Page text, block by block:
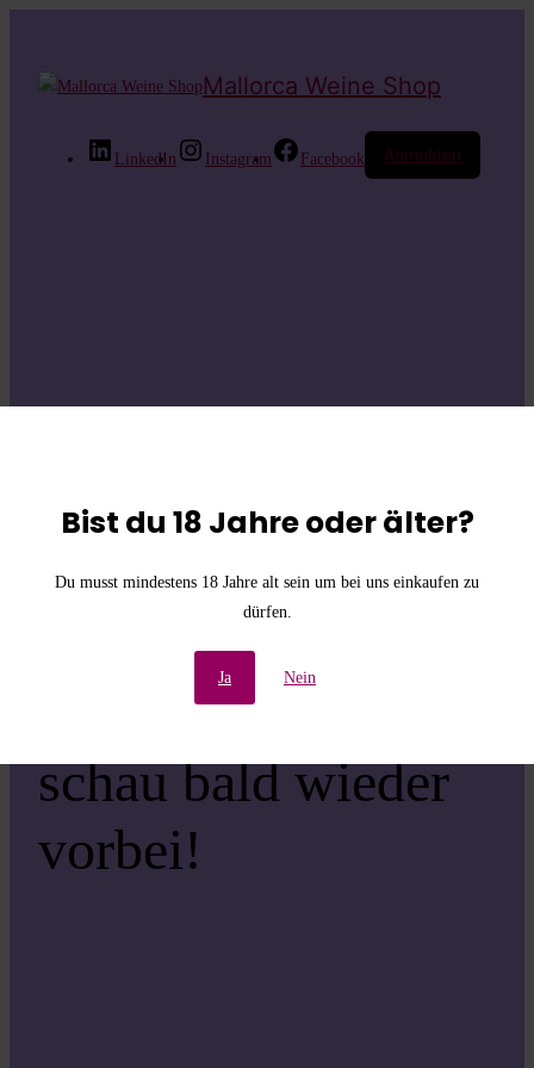
Bist du 18 Jahre oder älter?
Du musst mindestens 18 Jahre alt sein um bei uns einkaufen zu
dürfen.
Ja Nein
Mallorca Weine Shop
LinkedIn Instagram Facebook Anmelden
die
Unannehmlichkeiten!
Wir arbeiten an einer
großartigen Sache –
schau bald wieder
vorbei!